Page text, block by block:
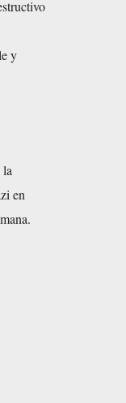
y
la
en